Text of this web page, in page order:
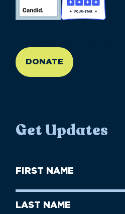
DONATE
Get Updates
First
Name
Last